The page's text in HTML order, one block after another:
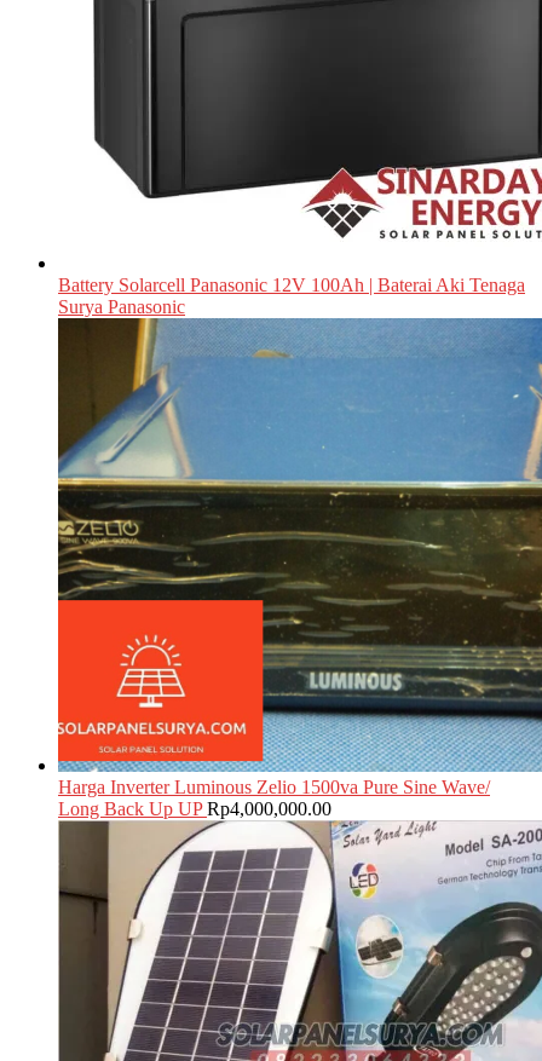
Battery Solarcell Panasonic 12V 100Ah | Baterai Aki Tenaga
Surya Panasonic
Harga Inverter Luminous Zelio 1500va Pure Sine Wave/
Long Back Up UP Rp4,000,000.00